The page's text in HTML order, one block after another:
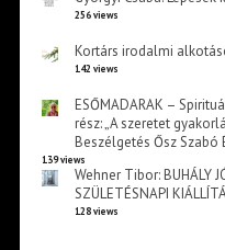
256 views
Kortárs irodalmi
142 views
ESŐMADARAK –
rész: „A szeretet
Beszélgetés Ősz Szabó
139 views
Wehner Tibor: BUHÁLY
SZÜLETÉSNAPI
128 views